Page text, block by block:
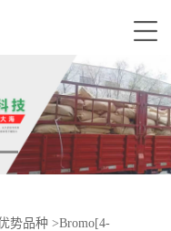
势品种 >Bromo[4-